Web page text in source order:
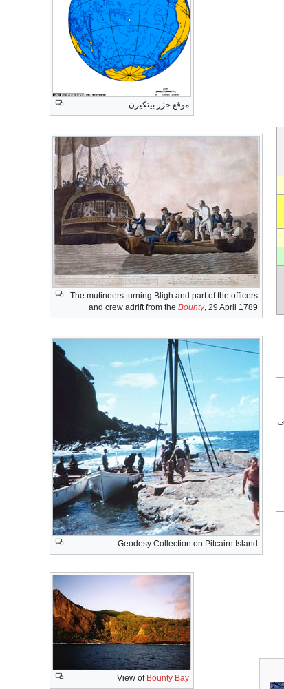
موقع جزر بيتكيرن
The mutineers turning Bligh and part of the officers
and crew adrift from the Bounty, 29 April 1789
Geodesy Collection on Pitcairn Island
View of Bounty Bay